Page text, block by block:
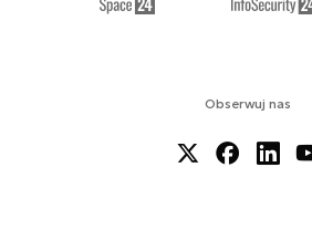
Obserwuj nas